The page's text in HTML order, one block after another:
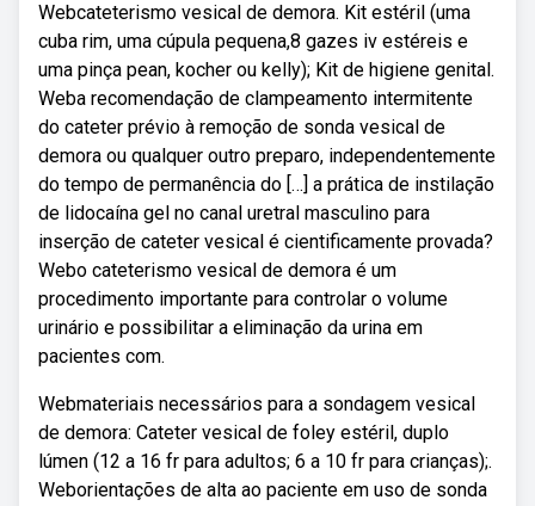
Webcateterismo vesical de demora. Kit estéril (uma
cuba rim, uma cúpula pequena,8 gazes iv estéreis e
uma pinça pean, kocher ou kelly); Kit de higiene genital.
Weba recomendação de clampeamento intermitente
do cateter prévio à remoção de sonda vesical de
demora ou qualquer outro preparo, independentemente
do tempo de permanência do […] a prática de instilação
de lidocaína gel no canal uretral masculino para
inserção de cateter vesical é cientificamente provada?
Webo cateterismo vesical de demora é um
procedimento importante para controlar o volume
urinário e possibilitar a eliminação da urina em
pacientes com.
Webmateriais necessários para a sondagem vesical
de demora: Cateter vesical de foley estéril, duplo
lúmen (12 a 16 fr para adultos; 6 a 10 fr para crianças);.
Weborientações de alta ao paciente em uso de sonda